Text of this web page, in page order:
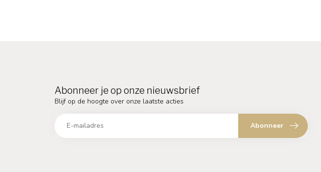
Abonneer je op onze nieuwsbrief
Blijf op de hoogte over onze laatste acties
Abonneer